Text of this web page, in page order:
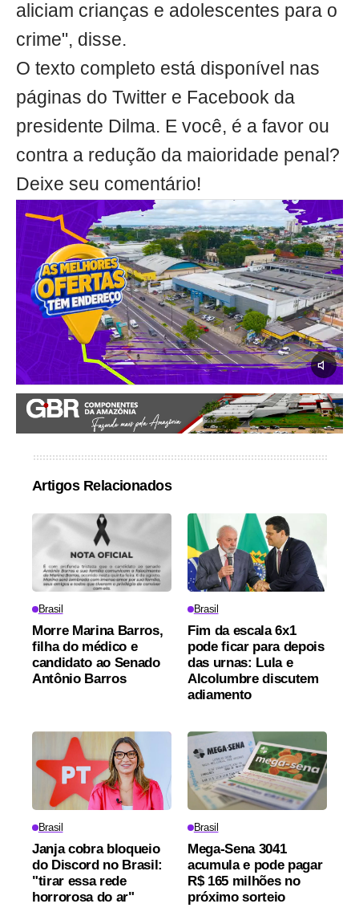
aliciam crianças e adolescentes para o
crime", disse.
O texto completo está disponível nas
páginas do Twitter e Facebook da
presidente Dilma. E você, é a favor ou
contra a redução da maioridade penal?
Deixe seu comentário!
Artigos Relacionados
Brasil
Morre Marina Barros,
filha do médico e
candidato ao Senado
Antônio Barros
Brasil
Fim da escala 6x1
pode ficar para depois
das urnas: Lula e
Alcolumbre discutem
adiamento
Brasil
Janja cobra bloqueio
do Discord no Brasil:
"tirar essa rede
horrorosa do ar"
Brasil
Mega-Sena 3041
acumula e pode pagar
R$ 165 milhões no
próximo sorteio